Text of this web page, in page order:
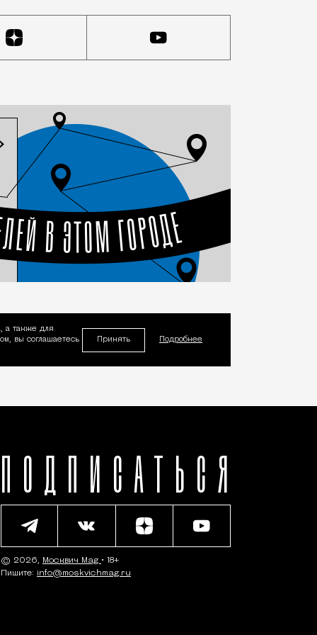
а также для
вы соглашаетесь
Принять Подробнее
ПОДПИСАТЬСЯ
© 2026, Москвич Mag • 18+
Пишите: info@moskvichmag.ru